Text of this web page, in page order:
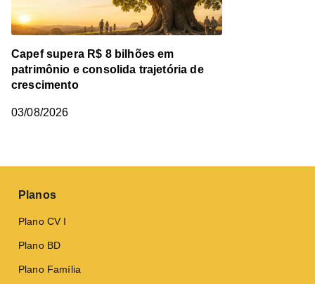
Capef supera R$ 8 bilhões em
patrimônio e consolida trajetória de
crescimento
03/08/2026
Planos
Plano CV I
Plano BD
Plano Família